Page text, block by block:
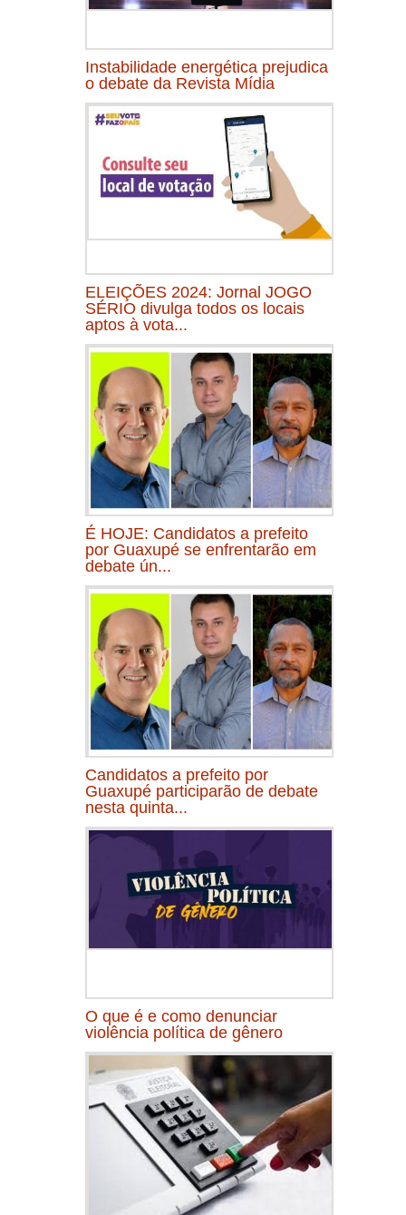
Instabilidade energética prejudica
o debate da Revista Mídia
ELEIÇÕES 2024: Jornal JOGO
SÉRIO divulga todos os locais
aptos à vota...
É HOJE: Candidatos a prefeito
por Guaxupé se enfrentarão em
debate ún...
Candidatos a prefeito por
Guaxupé participarão de debate
nesta quinta...
O que é e como denunciar
violência política de gênero